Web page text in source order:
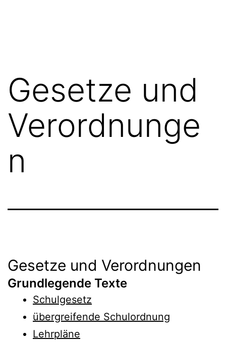
Gesetze und
Verordnunge
n
Gesetze und Verordnungen
Grundlegende Texte
Schulgesetz
übergreifende Schulordnung
Lehrpläne